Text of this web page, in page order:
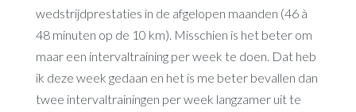
wedstrijdprestaties in de afgelopen maanden (46 à
48 minuten op de 10 km). Misschien is het beter om
maar een intervaltraining per week te doen. Dat heb
ik deze week gedaan en het is me beter bevallen dan
twee intervaltrainingen per week langzamer uit te